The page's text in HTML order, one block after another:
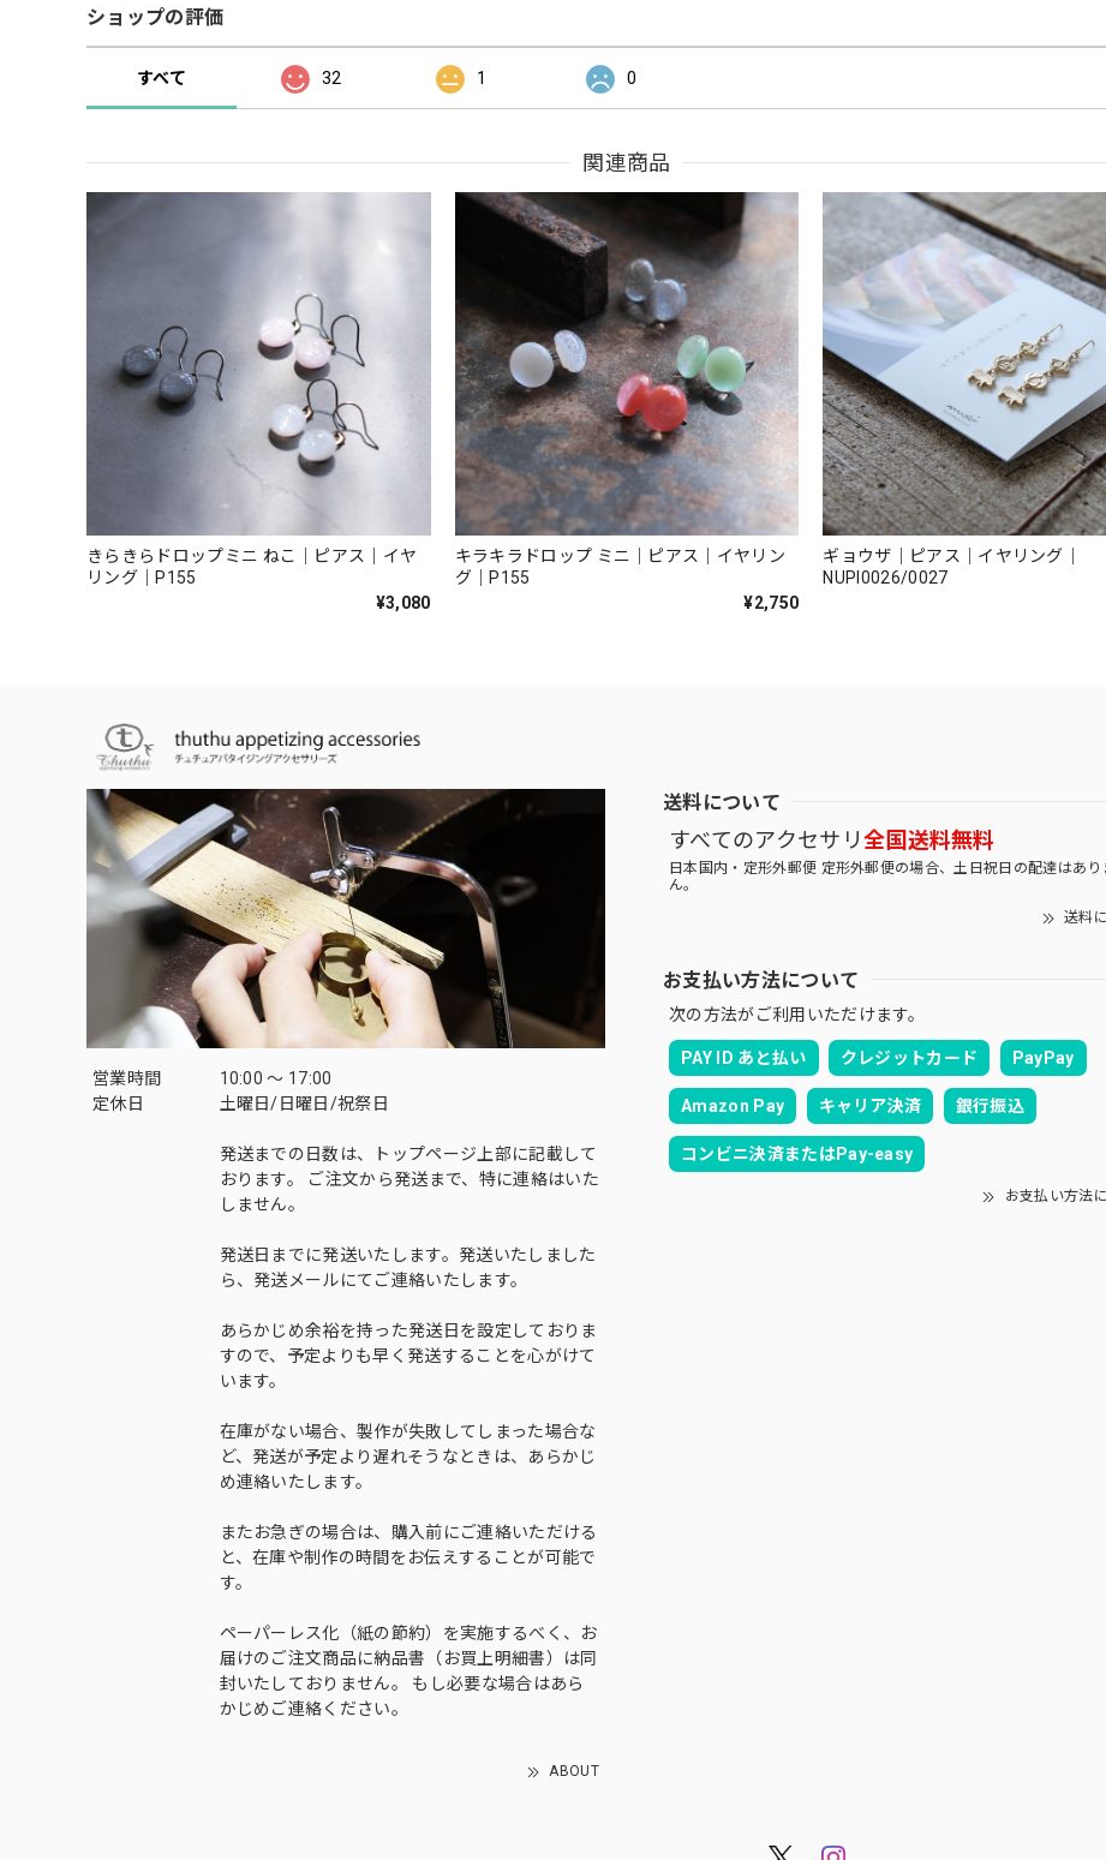
ショップの評価
すべて 32 1 0
関連商品
きらきらドロップミニ ねこ｜ピアス｜イヤ
リング｜P155
¥3,080
キラキラドロップ ミニ｜ピアス｜イヤリン
グ｜P155
¥2,750
ギョウザ｜ピアス｜イヤリング｜
NUPI0026/0027
営業時間
10:00 〜 17:00
定休日
土曜日/日曜日/祝祭日
発送までの日数は、トップページ上部に記載して
おります。 ご注文から発送まで、特に連絡はいた
しません。
発送日までに発送いたします。発送いたしました
ら、発送メールにてご連絡いたします。
あらかじめ余裕を持った発送日を設定しておりま
すので、予定よりも早く発送することを心がけて
います。
在庫がない場合、製作が失敗してしまった場合な
ど、発送が予定より遅れそうなときは、あらかじ
め連絡いたします。
またお急ぎの場合は、購入前にご連絡いただける
と、在庫や制作の時間をお伝えすることが可能で
す。
ペーパーレス化（紙の節約）を実施するべく、お
届けのご注文商品に納品書（お買上明細書）は同
封いたしておりません。 もし必要な場合はあら
かじめご連絡ください。
ABOUT
送料について
すべてのアクセサリ全国送料無料
日本国内・定形外郵便 定形外郵便の場合、土日祝日の配達はあり
ん。
送料
お支払い方法について
次の方法がご利用いただけます。
PAY ID あと払い クレジットカード PayPay
Amazon Pay キャリア決済 銀行振込
コンビニ決済またはPay-easy
お支払い方法